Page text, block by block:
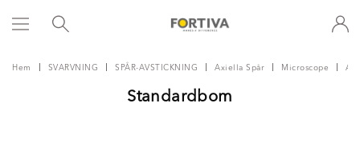
Hem SVARVNING SPÅR-AVSTICKNING Axiella Spår Microscope
Standardbom